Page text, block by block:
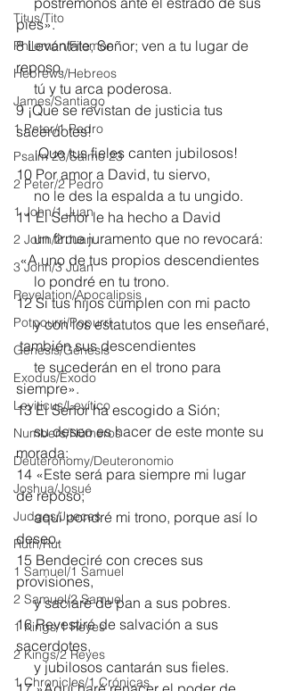
Titus/Tito
Philemon/Filemon
Hebrews/Hebreos
James/Santiago
1 Peter/1 Pedro
Psalm 23/Salmo 23
2 Peter/2 Pedro
1 John/1 Juan
2 John/2 Juan
3 John/3 Juan
Revelation/Apocalipsis
Potpourri/Popurrí
Genesis/Génesis
Exodus/Éxodo
Leviticus/Levítico
Numbers/Números
Deuteronomy/Deuteronomio
Joshua/Josué
Judges/Jueces
Ruth/Rut
1 Samuel/1 Samuel
2 Samuel/2 Samuel
1 Kings/1 Reyes
2 Kings/2 Reyes
1 Chronicles/1 Crónicas
pies».
8 Levántate, Señor; ven a tu lugar de
reposo,
     tú y tu arca poderosa.
9 ¡Que se revistan de justicia tus
sacerdotes!
     ¡Que tus fieles canten jubilosos!
10 Por amor a David, tu siervo,
     no le des la espalda a tu ungido.
11 El Señor le ha hecho a David
     un firme juramento que no revocará:
«A uno de tus propios descendientes
     lo pondré en tu trono.
12 Si tus hijos cumplen con mi pacto
     y con los estatutos que les enseñaré,
también sus descendientes
siempre».
13 El Señor ha escogido a Sión;
     su deseo es hacer de este monte su
morada:
14 «Este será para siempre mi lugar
de reposo;
     aquí pondré mi trono, porque así lo
deseo.
15 Bendeciré con creces sus
provisiones,
     y saciaré de pan a sus pobres.
16 Revestiré de salvación a sus
sacerdotes,
     y jubilosos cantarán sus fieles.